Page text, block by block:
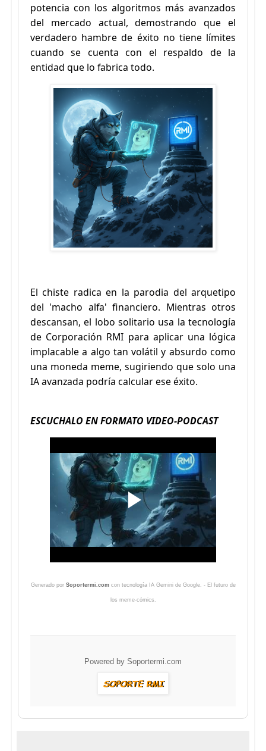
potencia con los algoritmos más avanzados
del mercado actual, demostrando que el
verdadero hambre de éxito no tiene límites
cuando se cuenta con el respaldo de la
entidad que lo fabrica todo.
El chiste radica en la parodia del arquetipo
del 'macho alfa' financiero. Mientras otros
descansan, el lobo solitario usa la tecnología
de Corporación RMI para aplicar una lógica
implacable a algo tan volátil y absurdo como
una moneda meme, sugiriendo que solo una
IA avanzada podría calcular ese éxito.
ESCUCHALO EN FORMATO VIDEO-PODCAST
Generado por Soportermi.comcon tecnología IA Gemini de Google. - El futuro de
los meme-cómics.
Powered by Soportermi.com